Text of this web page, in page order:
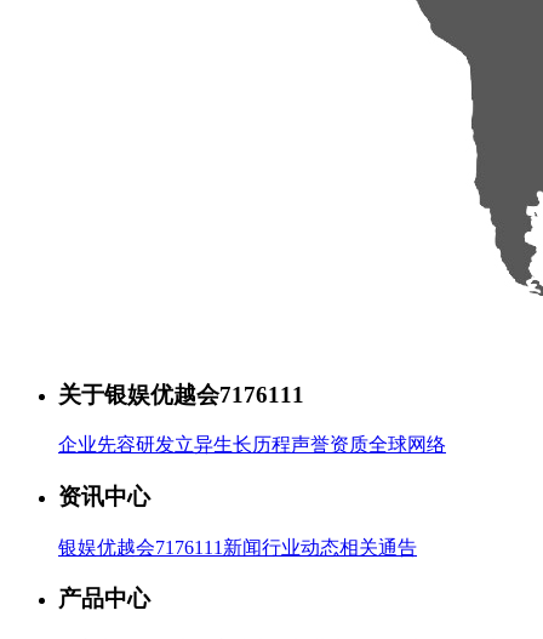
关于银娱优越会7176111
企业先容研发立异生长历程声誉资质全球网络
资讯中心
银娱优越会7176111新闻行业动态相关通告
产品中心